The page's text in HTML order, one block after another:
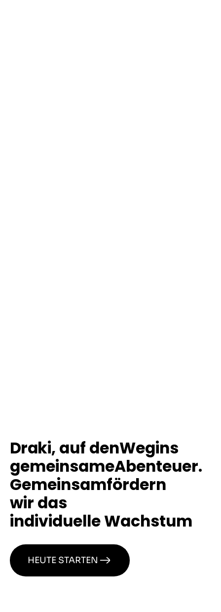
Draki, auf denWegins
gemeinsameAbenteuer.
Gemeinsamfördern
wir das
individuelle Wachstum
HEUTE STARTEN